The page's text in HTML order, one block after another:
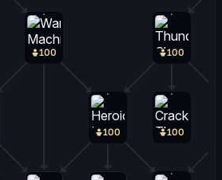
100
100
100
100